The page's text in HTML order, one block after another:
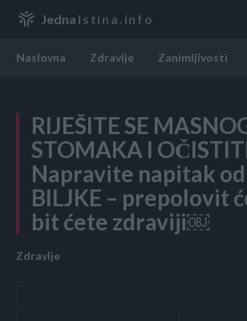
Jedna Istina.info
Naslovna Zdravlje Zanimljivosti
RIJEŠITE SE
STOMAKA I
Napravite napitak od
BILJKE – prepolovit
bit ćete zdraviji￼
Zdravlje